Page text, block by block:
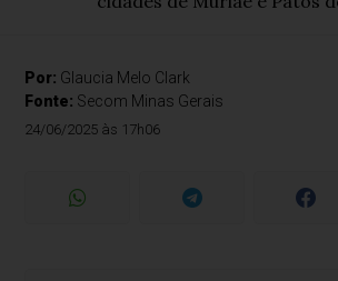
Por: Glaucia Melo Clark
Fonte: Secom Minas Gerais
24/06/2025 às 17h06